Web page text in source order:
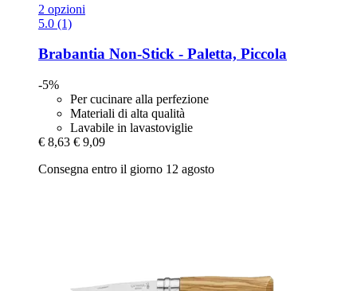
2 opzioni
5.0 (1)
Brabantia Non-​Stick -​ Paletta, Piccola
-5%
Per cucinare alla perfezione
Materiali di alta qualità
Lavabile in lavastoviglie
€ 8,63 € 9,09
Consegna entro il giorno 12 agosto